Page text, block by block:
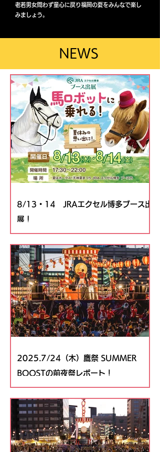
老若男女問わず童心に戻り福岡の夏をみんなで楽し
みましょう。
NEWS
8/13・14 JRAエクセル博多ブース出
展！
2025.7/24（木）鷹祭 SUMMER
BOOSTの前夜祭レポート！